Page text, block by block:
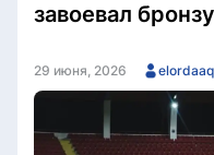
Видео
Этический кодекс
завоевал
29 июня, 2026